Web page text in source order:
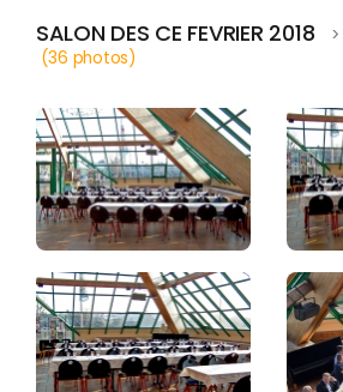
SALON DES CE FEVRIER 2018 >
(36 photos)